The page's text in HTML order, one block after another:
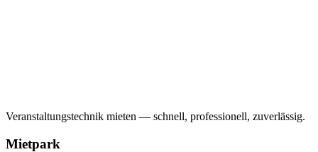
Veranstaltungstechnik mieten — schnell, professionell, zuverlässig.
Mietpark